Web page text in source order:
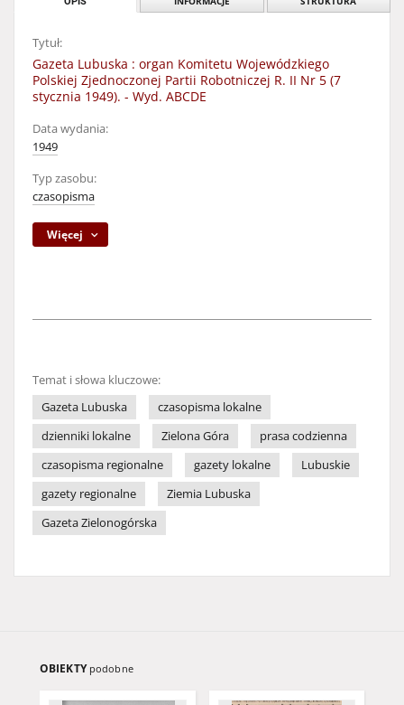
Tytuł:
Gazeta Lubuska : organ Komitetu Wojewódzkiego
Polskiej Zjednoczonej Partii Robotniczej R. II Nr 5 (7
stycznia 1949). - Wyd. ABCDE
Data wydania:
1949
Typ zasobu:
czasopisma
Więcej
Temat i słowa kluczowe:
Gazeta Lubuska
czasopisma lokalne
dzienniki lokalne
Zielona Góra
prasa codzienna
czasopisma regionalne
gazety lokalne
Lubuskie
gazety regionalne
Ziemia Lubuska
Gazeta Zielonogórska
OBIEKTY podobne